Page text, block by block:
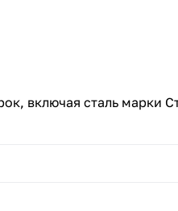
включая сталь марки